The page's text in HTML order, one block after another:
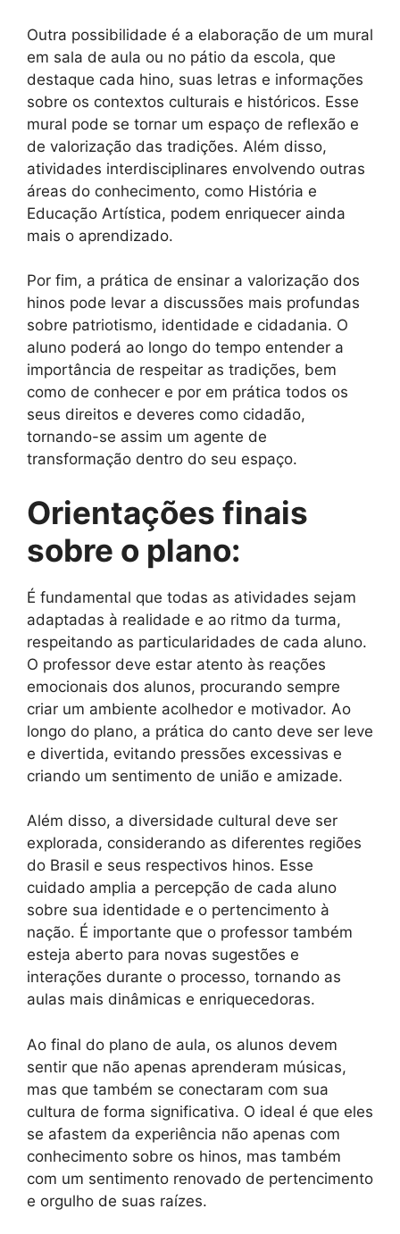
Outra possibilidade é a elaboração de um mural
em sala de aula ou no pátio da escola, que
destaque cada hino, suas letras e informações
sobre os contextos culturais e históricos. Esse
mural pode se tornar um espaço de reflexão e
de valorização das tradições. Além disso,
atividades interdisciplinares envolvendo outras
áreas do conhecimento, como História e
Educação Artística, podem enriquecer ainda
mais o aprendizado.
Por fim, a prática de ensinar a valorização dos
hinos pode levar a discussões mais profundas
sobre patriotismo, identidade e cidadania. O
aluno poderá ao longo do tempo entender a
importância de respeitar as tradições, bem
como de conhecer e por em prática todos os
seus direitos e deveres como cidadão,
tornando-se assim um agente de
transformação dentro do seu espaço.
Orientações finais
sobre o plano:
É fundamental que todas as atividades sejam
adaptadas à realidade e ao ritmo da turma,
respeitando as particularidades de cada aluno.
O professor deve estar atento às reações
emocionais dos alunos, procurando sempre
criar um ambiente acolhedor e motivador. Ao
longo do plano, a prática do canto deve ser leve
e divertida, evitando pressões excessivas e
criando um sentimento de união e amizade.
Além disso, a diversidade cultural deve ser
explorada, considerando as diferentes regiões
do Brasil e seus respectivos hinos. Esse
cuidado amplia a percepção de cada aluno
sobre sua identidade e o pertencimento à
nação. É importante que o professor também
esteja aberto para novas sugestões e
interações durante o processo, tornando as
aulas mais dinâmicas e enriquecedoras.
Ao final do plano de aula, os alunos devem
sentir que não apenas aprenderam músicas,
mas que também se conectaram com sua
cultura de forma significativa. O ideal é que eles
se afastem da experiência não apenas com
conhecimento sobre os hinos, mas também
com um sentimento renovado de pertencimento
e orgulho de suas raízes.